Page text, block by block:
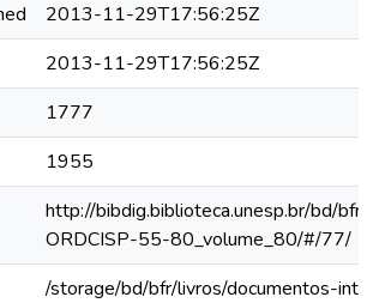
2013-11-29T17:56:25Z
2013-11-29T17:56:25Z
1777
1955
http://bibdig.biblioteca.unesp.br/bd/
ORDCISP-55-80_volume_80/#/77/
/storage/bd/bfr/livros/documentos-